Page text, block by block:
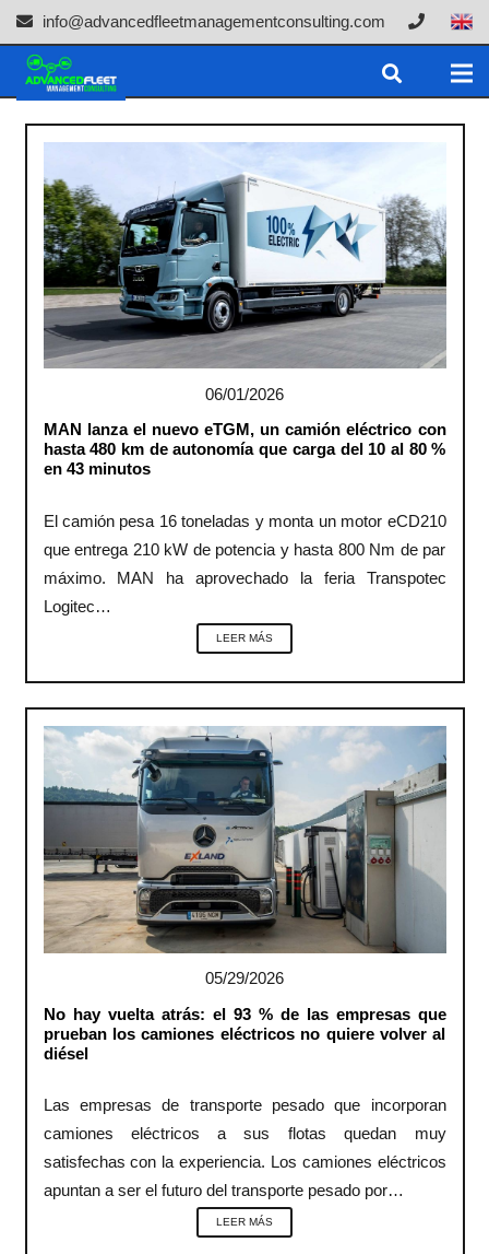
info@advancedfleetmanagementconsulting.com
06/01/2026
MAN lanza el nuevo eTGM, un camión eléctrico con
hasta 480 km de autonomía que carga del 10 al 80 %
en 43 minutos
El camión pesa 16 toneladas y monta un motor eCD210
que entrega 210 kW de potencia y hasta 800 Nm de par
máximo. MAN ha aprovechado la feria Transpotec
Logitec…
LEER MÁS
05/29/2026
No hay vuelta atrás: el 93 % de las empresas que
prueban los camiones eléctricos no quiere volver al
diésel
Las empresas de transporte pesado que incorporan
camiones eléctricos a sus flotas quedan muy
satisfechas con la experiencia. Los camiones eléctricos
apuntan a ser el futuro del transporte pesado por…
LEER MÁS